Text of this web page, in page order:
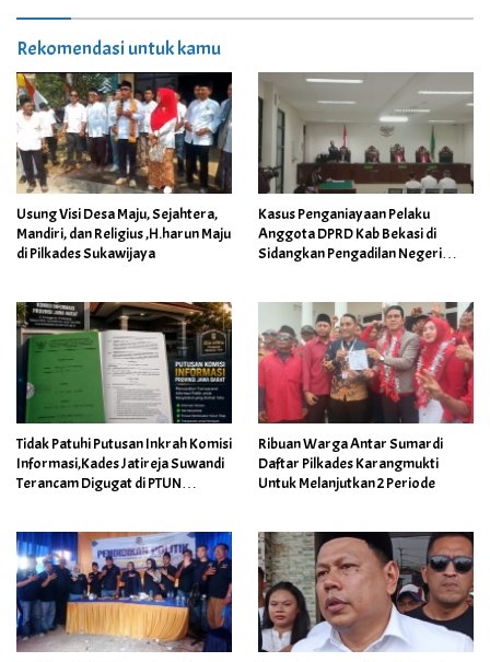
Rekomendasi untuk kamu
Usung Visi Desa Maju, Sejahtera,
Mandiri, dan Religius ,H.harun Maju
di Pilkades Sukawijaya
Kasus Penganiayaan Pelaku
Anggota DPRD Kab Bekasi di
Sidangkan Pengadilan Negeri
Tidak Patuhi Putusan Inkrah Komisi
Informasi,Kades Jatireja Suwandi
Terancam Digugat di PTUN
Ribuan Warga Antar Sumardi
Daftar Pilkades Karangmukti
Untuk Melanjutkan 2 Periode